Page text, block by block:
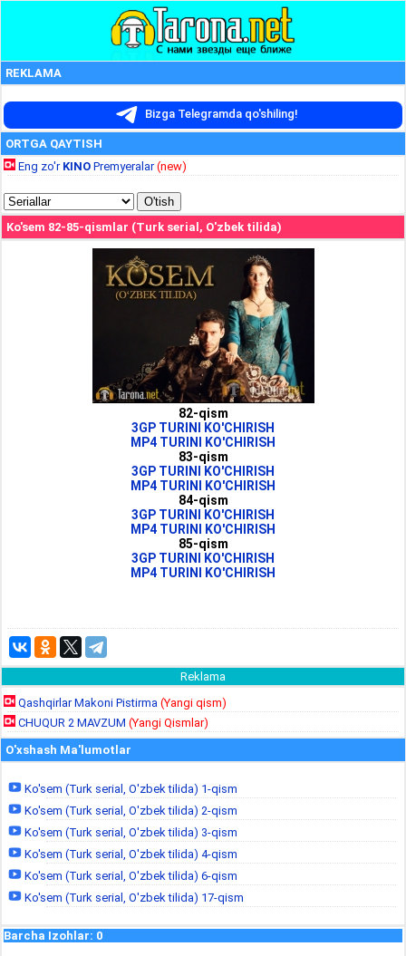
REKLAMA
Bizga Telegramda qo'shiling!
ORTGA QAYTISH
Eng zo'r KINO Premyeralar(new)
Ko'sem 82-85-qismlar (Turk serial, O'zbek tilida)
82-qism
3GP TURINI KO'CHIRISH
MP4 TURINI KO'CHIRISH
83-qism
3GP TURINI KO'CHIRISH
MP4 TURINI KO'CHIRISH
84-qism
3GP TURINI KO'CHIRISH
MP4 TURINI KO'CHIRISH
85-qism
3GP TURINI KO'CHIRISH
MP4 TURINI KO'CHIRISH
Reklama
Qashqirlar Makoni Pistirma (Yangi qism)
CHUQUR 2 MAVZUM (Yangi Qismlar)
O'xshash Ma'lumotlar
Ko'sem (Turk serial, O'zbek tilida) 1-qism
Ko'sem (Turk serial, O'zbek tilida) 2-qism
Ko'sem (Turk serial, O'zbek tilida) 3-qism
Ko'sem (Turk serial, O'zbek tilida) 4-qism
Ko'sem (Turk serial, O'zbek tilida) 6-qism
Ko'sem (Turk serial, O'zbek tilida) 17-qism
Barcha Izohlar: 0